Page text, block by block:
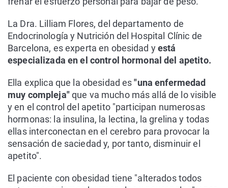
La Dra. Lilliam Flores, del departamento de
Endocrinología y Nutrición del Hospital Clínic de
Barcelona, es experta en obesidad yestá
especializada en el control hormonal del apetito.
Ella explica que la obesidad es"una enfermedad
muy compleja"que va mucho más allá de lo visible
y en el control del apetito "participan numerosas
hormonas: la insulina, la lectina, la grelina y todas
ellas interconectan en el cerebro para provocar la
sensación de saciedad y, por tanto, disminuir el
apetito".
El paciente con obesidad tiene "alterados todos